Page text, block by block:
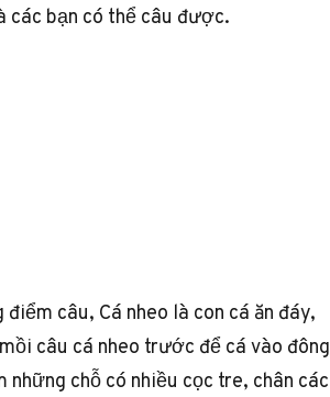
các bạn có thể câu được.
câu, Cá nheo là con cá ăn đáy,
câu cá nheo trước để cá vào đông
chỗ có nhiều cọc tre, chân các